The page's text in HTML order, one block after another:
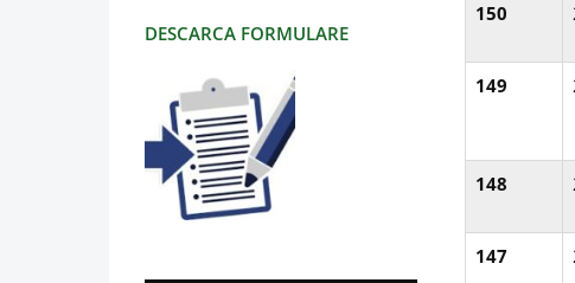
DESCARCA FORMULARE
150
149
148
147